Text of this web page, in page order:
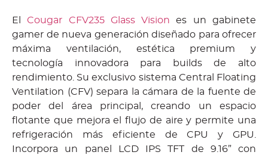
ElCougar CFV235 Glass Vision es un gabinete
gamer de nueva generación diseñado para ofrecer
máxima ventilación, estética premium y
tecnología innovadora para builds de alto
rendimiento. Su exclusivo sistema Central Floating
Ventilation (CFV) separa la cámara de la fuente de
poder del área principal, creando un espacio
flotante que mejora el flujo de aire y permite una
refrigeración más eficiente de CPU y GPU.
Incorpora un panel LCD IPS TFT de 9.16” con